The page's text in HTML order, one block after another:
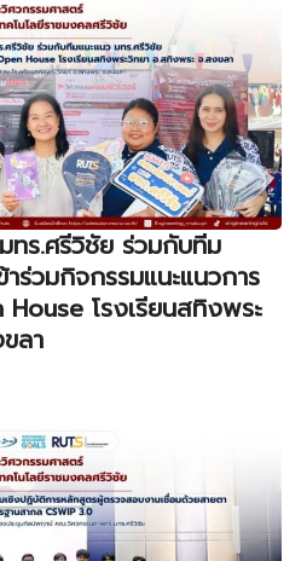
ร.ศรีวิชัย ร่วมกับทีม
ร่วมกิจกรรมแนะแนวการ
โรงเรียนสทิงพระ
ลา